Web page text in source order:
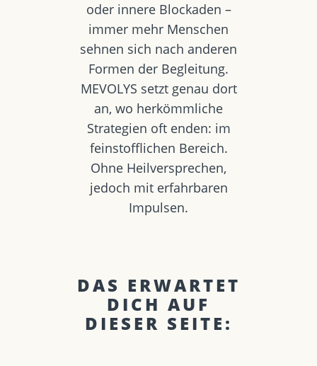
oder innere Blockaden –
immer mehr Menschen
sehnen sich nach anderen
Formen der Begleitung.
MEVOLYS setzt genau dort
an, wo herkömmliche
Strategien oft enden: im
feinstofflichen Bereich.
Ohne Heilversprechen,
jedoch mit erfahrbaren
Impulsen.
DAS ERWARTET
DICH AUF
DIESER SEITE: